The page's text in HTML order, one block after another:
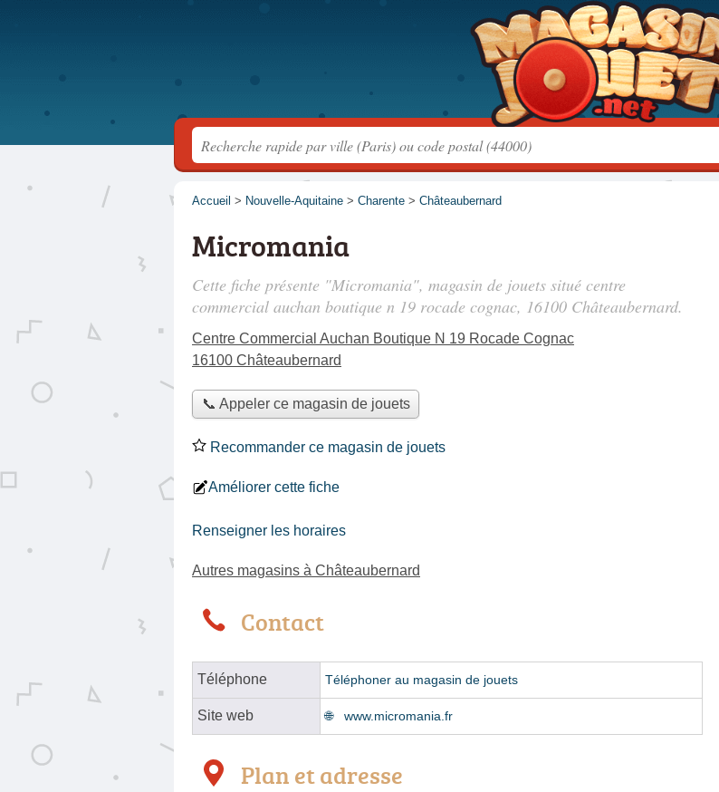
Accueil > Nouvelle-Aquitaine > Charente > Châteaubernard
Micromania
Cette fiche présente "Micromania", magasin de jouets situé centre
commercial auchan boutique n 19 rocade cognac, 16100 Châteaubernard.
Centre Commercial Auchan Boutique N 19 Rocade Cognac
16100 Châteaubernard
📞 Appeler ce magasin de jouets
Recommander ce magasin de jouets
Améliorer cette fiche
Renseigner les horaires
Autres magasins à Châteaubernard
Contact
Téléphone Téléphoner au magasin de jouets
Site web www.micromania.fr
Plan et adresse